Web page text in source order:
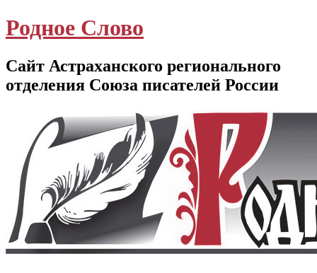
Родное Слово
Сайт Астраханского регионального
отделения Союза писателей России